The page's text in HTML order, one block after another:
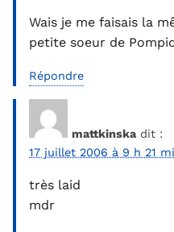
Wais je me faisais la
petite soeur de
Répondre
mattkinska dit :
17 juillet 2006 à 9 h 21
très laid
mdr